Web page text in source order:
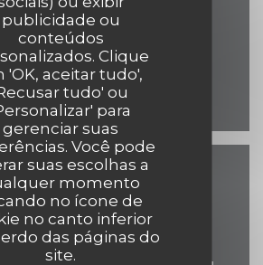
publicidade ou
conteúdos
Clique
'OK, aceitar tudo',
tudo' ou
para
gerenciar suas
Você pode
suas escolhas a
momento
no ícone de
no canto inferior
das páginas do
site.
069 84 30 35
Facebook ((abre numa
nos